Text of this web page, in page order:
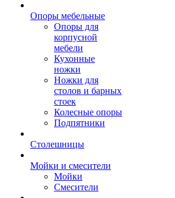
Опоры мебельные
Опоры для
корпусной
мебели
Кухонные
ножки
Ножки для
столов и барных
стоек
Колесные опоры
Подпятники
Столешницы
Мойки и смесители
Мойки
Смесители